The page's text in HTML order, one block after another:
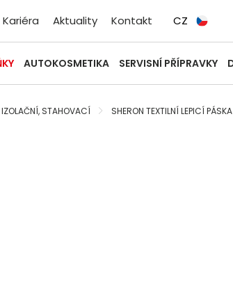
Kariéra Aktuality Kontakt CZ
AUTOKOSMETIKA SERVISNÍ PŘÍPRAVKY
IZOLAČNÍ, STAHOVACÍ SHERON TEXTILNÍ LEPICÍ PÁSKA